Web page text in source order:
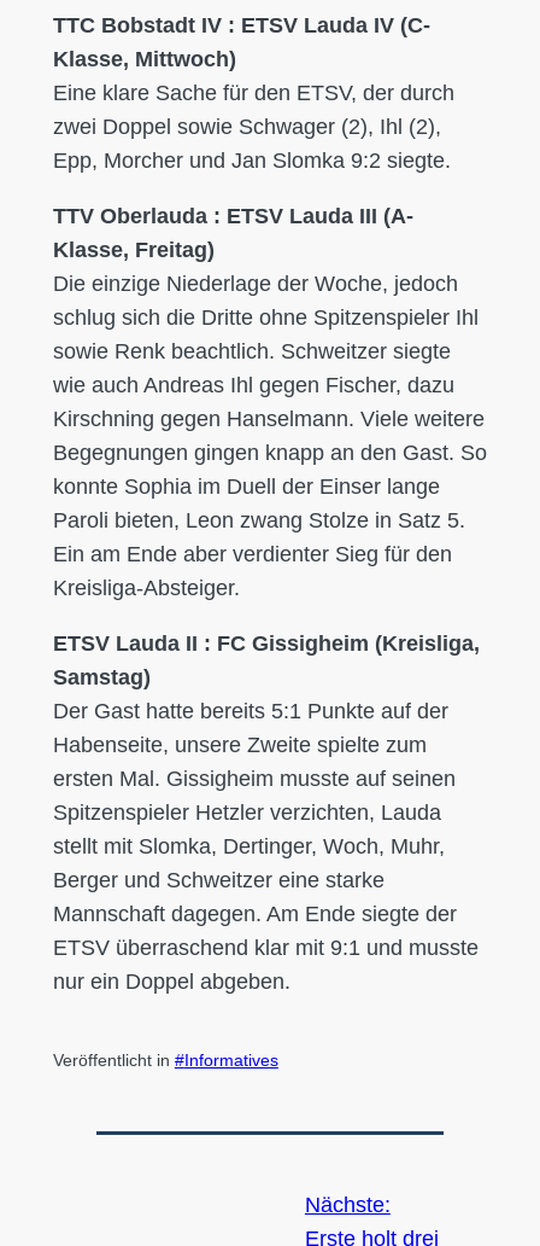
TTC Bobstadt IV : ETSV Lauda IV (C-
Klasse, Mittwoch)
Eine klare Sache für den ETSV, der durch
zwei Doppel sowie Schwager (2), Ihl (2),
Epp, Morcher und Jan Slomka 9:2 siegte.
TTV Oberlauda : ETSV Lauda III (A-
Klasse, Freitag)
Die einzige Niederlage der Woche, jedoch
schlug sich die Dritte ohne Spitzenspieler Ihl
sowie Renk beachtlich. Schweitzer siegte
wie auch Andreas Ihl gegen Fischer, dazu
Kirschning gegen Hanselmann. Viele weitere
Begegnungen gingen knapp an den Gast. So
konnte Sophia im Duell der Einser lange
Paroli bieten, Leon zwang Stolze in Satz 5.
Ein am Ende aber verdienter Sieg für den
Kreisliga-Absteiger.
ETSV Lauda II : FC Gissigheim (Kreisliga,
Samstag)
Der Gast hatte bereits 5:1 Punkte auf der
Habenseite, unsere Zweite spielte zum
ersten Mal. Gissigheim musste auf seinen
Spitzenspieler Hetzler verzichten, Lauda
stellt mit Slomka, Dertinger, Woch, Muhr,
Berger und Schweitzer eine starke
Mannschaft dagegen. Am Ende siegte der
ETSV überraschend klar mit 9:1 und musste
nur ein Doppel abgeben.
Veröffentlicht in Informatives
Nächste:
Erste holt drei